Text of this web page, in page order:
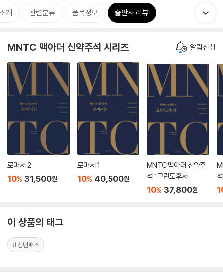
개 관련분류 품목정보 출판사 리뷰
MNTC 맥아더 신약주석 시리즈 알림신청
로마서 2
10% 31,500원
로마서 1
10% 40,500원
MNTC 맥아더 신약주
석 : 고린도후서
10% 37,800원
이 상품의 태그
#청년패스